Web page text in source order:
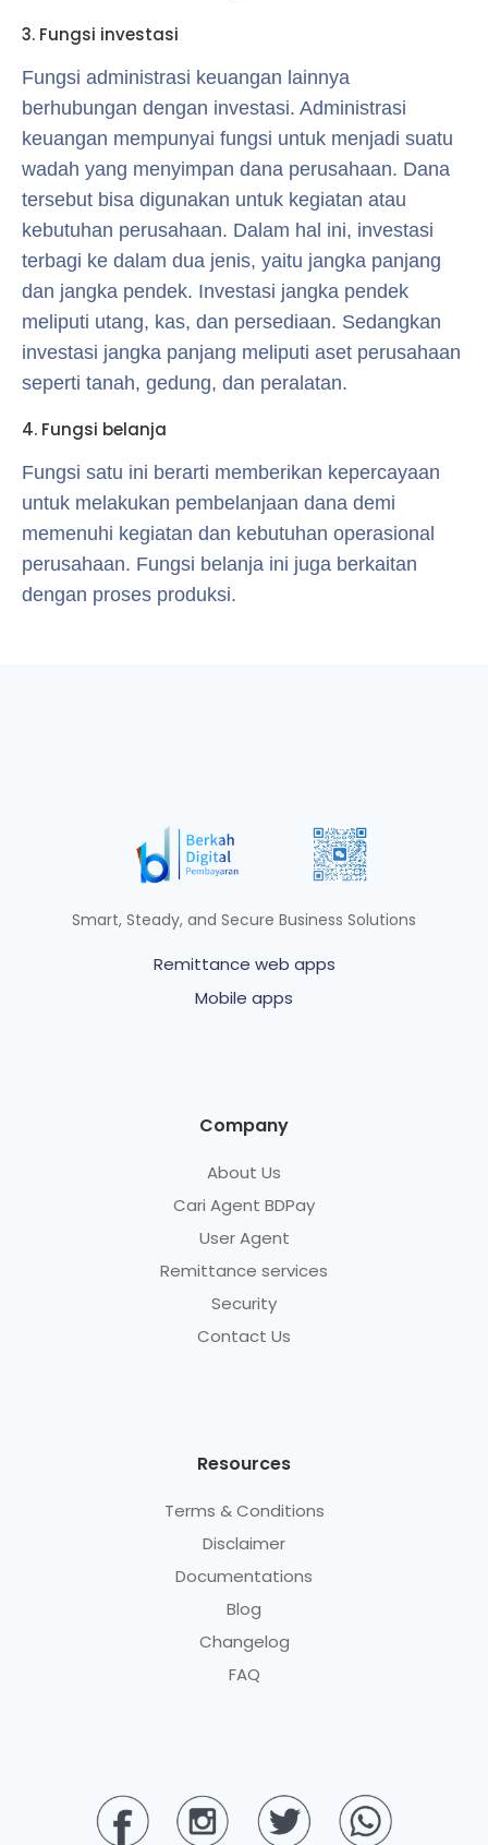
3. Fungsi investasi
Fungsi administrasi keuangan lainnya
berhubungan dengan investasi. Administrasi
keuangan mempunyai fungsi untuk menjadi suatu
wadah yang menyimpan dana perusahaan. Dana
tersebut bisa digunakan untuk kegiatan atau
kebutuhan perusahaan. Dalam hal ini, investasi
terbagi ke dalam dua jenis, yaitu jangka panjang
dan jangka pendek. Investasi jangka pendek
meliputi utang, kas, dan persediaan. Sedangkan
investasi jangka panjang meliputi aset perusahaan
seperti tanah, gedung, dan peralatan.
4. Fungsi belanja
Fungsi satu ini berarti memberikan kepercayaan
untuk melakukan pembelanjaan dana demi
memenuhi kegiatan dan kebutuhan operasional
perusahaan. Fungsi belanja ini juga berkaitan
dengan proses produksi.
Smart, Steady, and Secure Business Solutions
Remittance web apps
Mobile apps
Company
About Us
Cari Agent BDPay
User Agent
Remittance services
Security
Contact Us
Resources
Terms & Conditions
Disclaimer
Documentations
Blog
Changelog
FAQ